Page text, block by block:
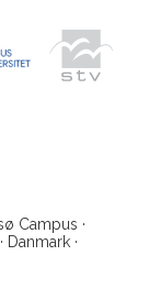
Campus ·
·